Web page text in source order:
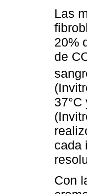
Las
20%
de
cada
Con